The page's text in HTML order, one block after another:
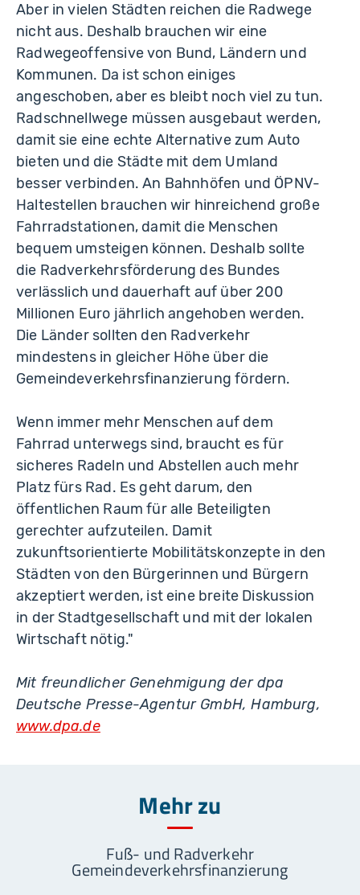
Aber in vielen Städten reichen die Radwege
nicht aus. Deshalb brauchen wir eine
Radwegeoffensive von Bund, Ländern und
Kommunen. Da ist schon einiges
angeschoben, aber es bleibt noch viel zu tun.
Radschnellwege müssen ausgebaut werden,
damit sie eine echte Alternative zum Auto
bieten und die Städte mit dem Umland
besser verbinden. An Bahnhöfen und ÖPNV-
Haltestellen brauchen wir hinreichend große
Fahrradstationen, damit die Menschen
bequem umsteigen können. Deshalb sollte
die Radverkehrsförderung des Bundes
verlässlich und dauerhaft auf über 200
Millionen Euro jährlich angehoben werden.
Die Länder sollten den Radverkehr
mindestens in gleicher Höhe über die
Gemeindeverkehrsfinanzierung fördern.
Wenn immer mehr Menschen auf dem
Fahrrad unterwegs sind, braucht es für
sicheres Radeln und Abstellen auch mehr
Platz fürs Rad. Es geht darum, den
öffentlichen Raum für alle Beteiligten
gerechter aufzuteilen. Damit
zukunftsorientierte Mobilitätskonzepte in den
Städten von den Bürgerinnen und Bürgern
akzeptiert werden, ist eine breite Diskussion
in der Stadtgesellschaft und mit der lokalen
Wirtschaft nötig."
Mit freundlicher Genehmigung der dpa
Deutsche Presse-Agentur GmbH, Hamburg,
www.dpa.de
Mehr zu
Fuß- und Radverkehr
Gemeindeverkehrsfinanzierung